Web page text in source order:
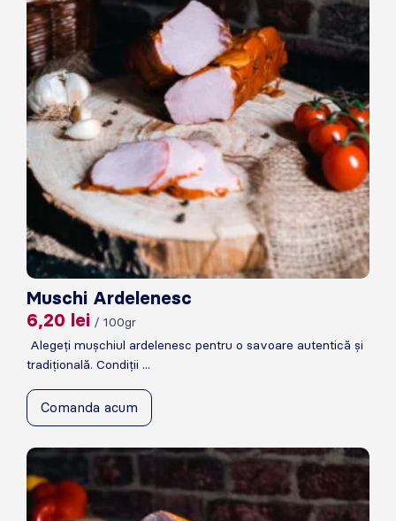
Muschi Ardelenesc
6,20 lei / 100gr
Alegeți mușchiul ardelenesc pentru o savoare autentică și
tradițională. Condiții ...
Comanda acum